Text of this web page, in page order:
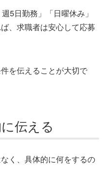
5日勤務」「日曜休み」
、求職者は安心して応募
を伝えることが大切で
伝える
く、具体的に何をするの